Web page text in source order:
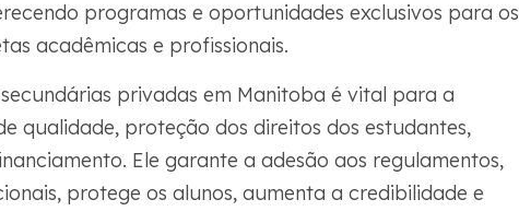
programas e oportunidades exclusivos para os
acadêmicas e profissionais.
privadas em Manitoba é vital para a
qualidade, proteção dos direitos dos estudantes,
Ele garante a adesão aos regulamentos,
protege os alunos, aumenta a credibilidade e